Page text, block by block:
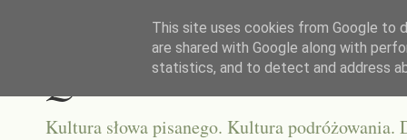
Qultura słowa
Kultura słowa pisanego. Kultura podróżowania.
This site uses cookies from Google to
are shared with Google along with
statistics, and to detect and address